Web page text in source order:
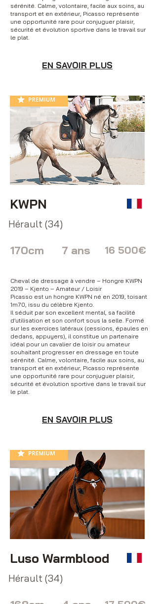
sérénité. Calme, volontaire, facile aux soins, au
transport et en extérieur, Picasso représente
une opportunité rare pour conjuguer plaisir,
sécurité et évolution sportive dans le travail sur
le plat.
EN SAVOIR PLUS
KWPN
Hérault (34)
170cm 7 ans 16 500€
Cheval de dressage à vendre – Hongre KWPN
2019 – Kjento – Amateur / Loisir
Picasso est un hongre KWPN né en 2019, toisant
1m70, issu du célèbre Kjento.
Il séduit par son excellent mental, sa facilité
d’utilisation et son confort sous la selle. Formé
sur les exercices latéraux (cessions, épaules en
dedans, appuyers), il constitue un partenaire
idéal pour un cavalier de loisir ou amateur
souhaitant progresser en dressage en toute
sérénité. Calme, volontaire, facile aux soins, au
transport et en extérieur, Picasso représente
une opportunité rare pour conjuguer plaisir,
sécurité et évolution sportive dans le travail sur
le plat.
EN SAVOIR PLUS
Luso Warmblood
Hérault (34)